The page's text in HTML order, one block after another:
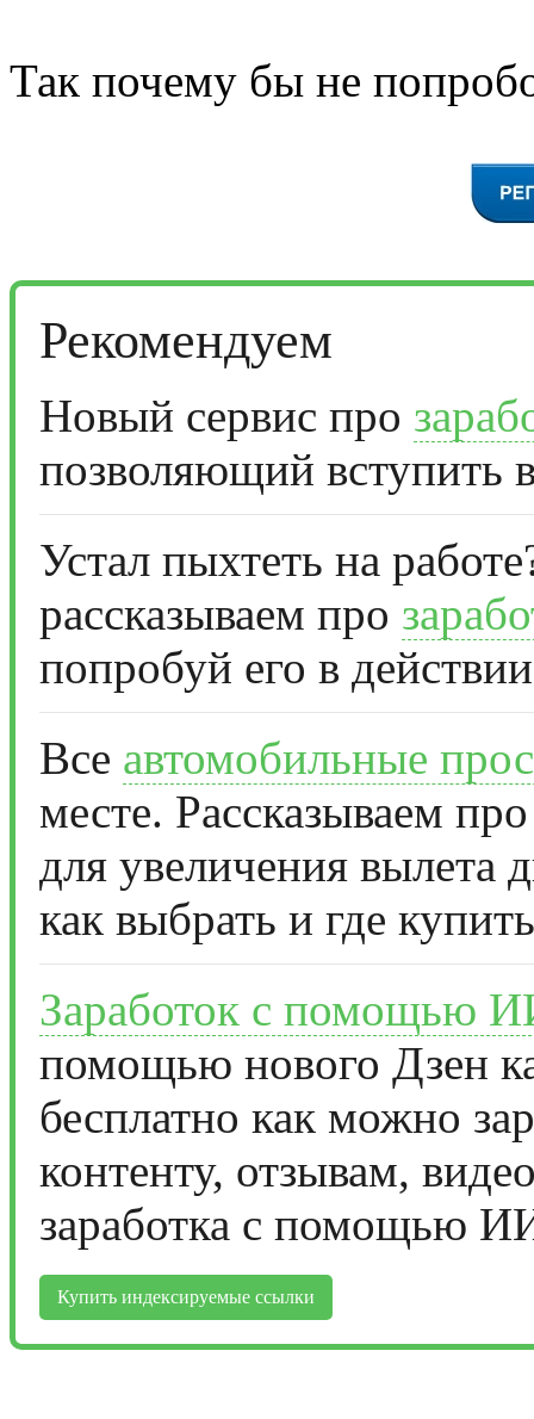
Так почему бы не
Рекомендуем
Новый сервис про
позволяющий вступить
Устал пыхтеть на
рассказываем про
попробуй его в
Все автомобильные
месте. Рассказываем
для увеличения вылета
как выбрать и где
Заработок с помощью
помощью нового Дзен
бесплатно как можно
контенту, отзывам,
заработка с помощью
Купить индексируемые ссылки